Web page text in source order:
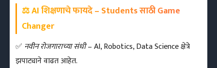
⚖️ AI शिक्षणाचे फायदे – Students साठी Game
Changer
✅ नवीन रोजगाराच्या संधी– AI, Robotics, Data Science क्षेत्रे
झपाट्याने वाढत आहेत.